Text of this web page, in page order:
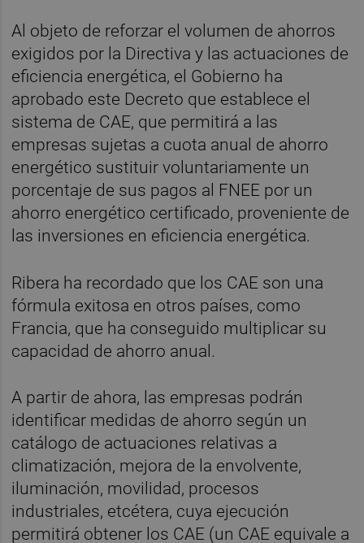
Al objeto de reforzar el volumen de ahorros
exigidos por la Directiva y las actuaciones de
eficiencia energética, el Gobierno ha
aprobado este Decreto que establece el
sistema de CAE, que permitirá a las
empresas sujetas a cuota anual de ahorro
energético sustituir voluntariamente un
porcentaje de sus pagos al FNEE por un
ahorro energético certificado, proveniente de
las inversiones en eficiencia energética.
Ribera ha recordado que los CAE son una
fórmula exitosa en otros países, como
Francia, que ha conseguido multiplicar su
capacidad de ahorro anual.
A partir de ahora, las empresas podrán
identificar medidas de ahorro según un
catálogo de actuaciones relativas a
climatización, mejora de la envolvente,
iluminación, movilidad, procesos
industriales, etcétera, cuya ejecución
permitirá obtener los CAE (un CAE equivale a